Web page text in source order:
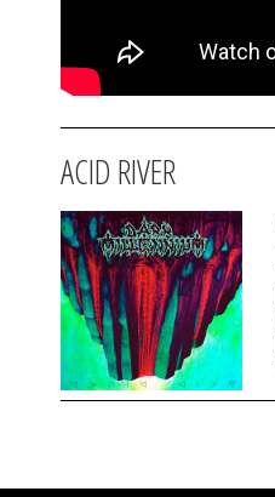
ACID RIVER